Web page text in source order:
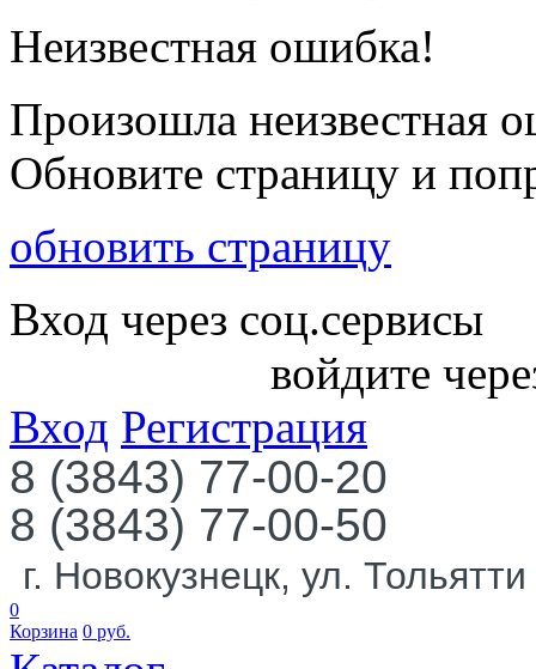
Неизвестная ошибка!
Произошла неизвестная
Обновите страницу и
обновить страницу
Вход через соц.сервисы
войдите
Вход Регистрация
8 (3843) 77-00-20
8 (3843) 77-00-50
г. Новокузнецк, ул.
0
Корзина 0 руб.